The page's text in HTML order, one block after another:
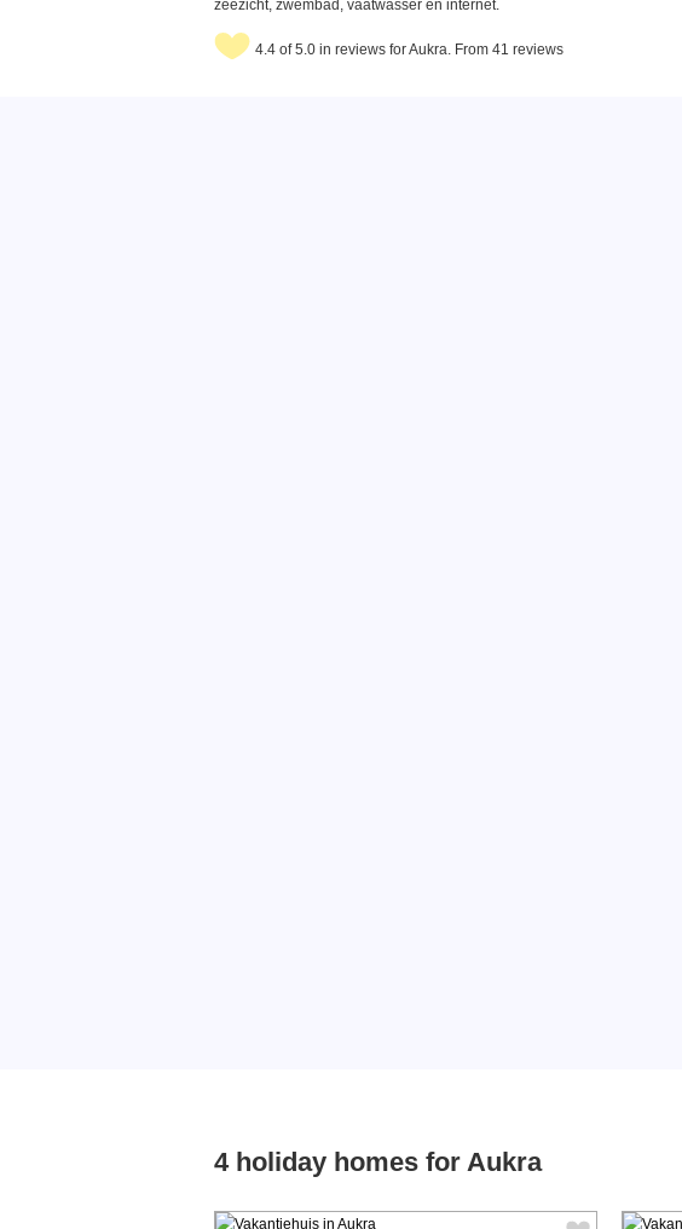
zeezicht, zwembad, vaatwasser en internet.
4.4 of 5.0 in reviews for Aukra. From 41 reviews
4 holiday homes for Aukra